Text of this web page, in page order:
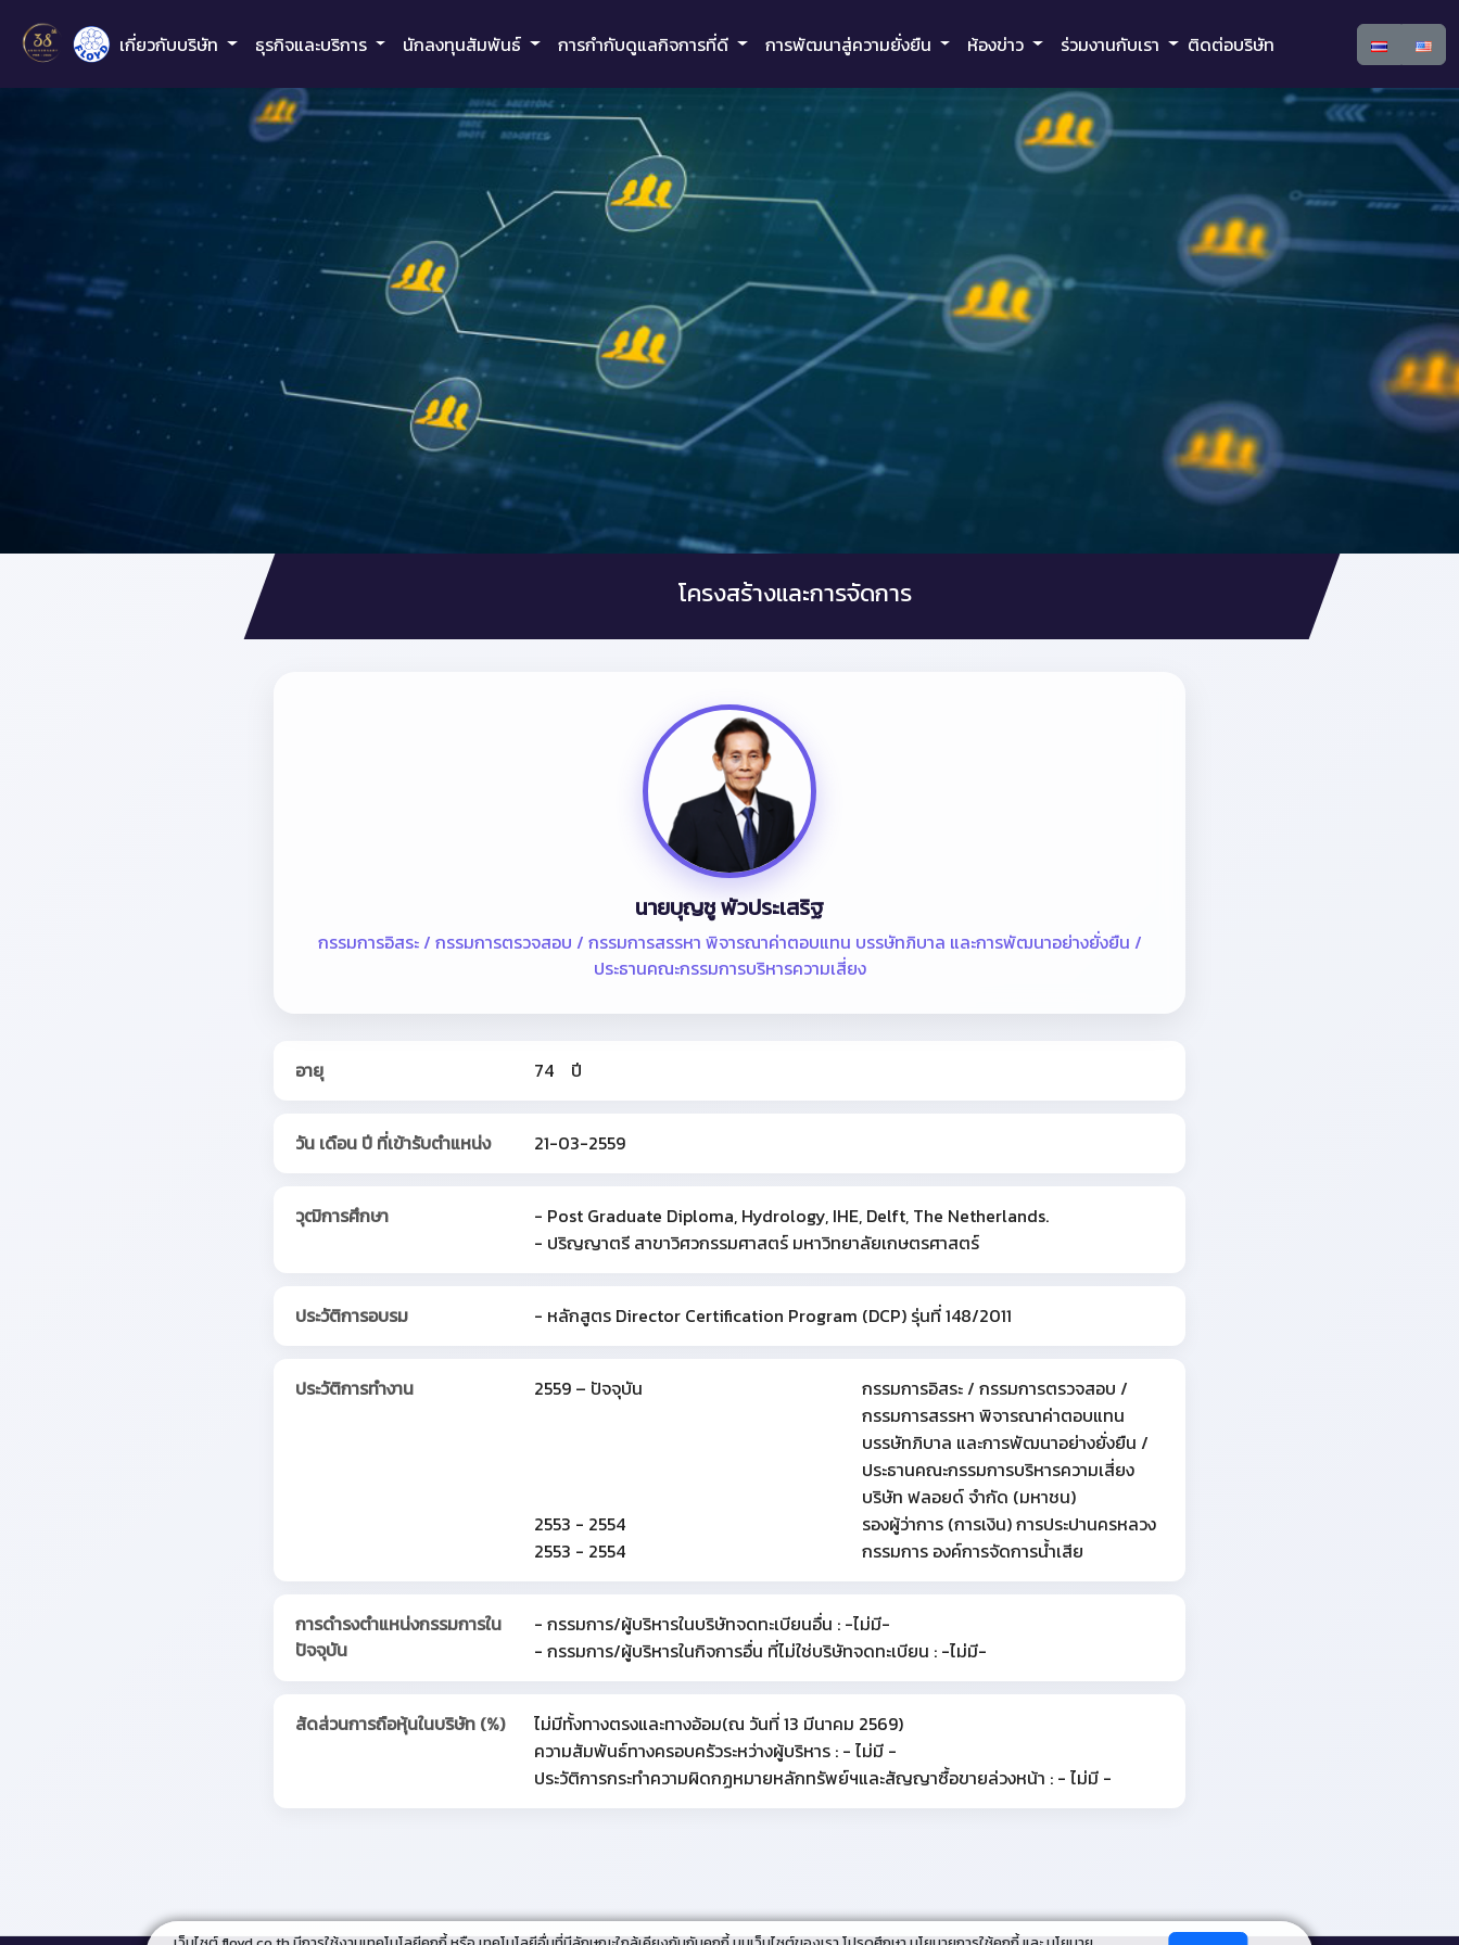
เกี่ยวกับบริษัท ธุรกิจและบริการ นักลงทุนสัมพันธ์ การกำกับดูแลกิจการที่ดี การพัฒนาสู่ความยั่งยืน ห้องข่าว ร่วมงานกับเรา ติดต่อบริษัท
โครงสร้างและการจัดการ
นายบุญชู พัวประเสริฐ
กรรมการอิสระ / กรรมการตรวจสอบ / กรรมการสรรหา พิจารณาค่าตอบแทน บรรษัทภิบาล และการพัฒนาอย่างยั่งยืน /
ประธานคณะกรรมการบริหารความเสี่ยง
อายุ 74 ปี
วัน เดือน ปี ที่เข้ารับตำแหน่ง 21-03-2559
วุฒิการศึกษา
- Post Graduate Diploma, Hydrology, IHE, Delft, The Netherlands.
- ปริญญาตรี สาขาวิศวกรรมศาสตร์ มหาวิทยาลัยเกษตรศาสตร์
ประวัติการอบรม - หลักสูตร Director Certification Program (DCP) รุ่นที่ 148/2011
ประวัติการทำงาน 2559 – ปัจจุบัน
กรรมการอิสระ / กรรมการตรวจสอบ /
กรรมการสรรหา พิจารณาค่าตอบแทน
บรรษัทภิบาล และการพัฒนาอย่างยั่งยืน /
ประธานคณะกรรมการบริหารความเสี่ยง
บริษัท ฟลอยด์ จำกัด (มหาชน)
2553 - 2554
รองผู้ว่าการ (การเงิน) การประปานครหลวง
2553 - 2554
กรรมการ องค์การจัดการน้ำเสีย
การดำรงตำแหน่งกรรมการใน
ปัจจุบัน
- กรรมการ/ผู้บริหารในบริษัทจดทะเบียนอื่น : -ไม่มี-
- กรรมการ/ผู้บริหารในกิจการอื่น ที่ไม่ใช่บริษัทจดทะเบียน : -ไม่มี-
สัดส่วนการถือหุ้นในบริษัท (%)
ไม่มีทั้งทางตรงและทางอ้อม(ณ วันที่ 13 มีนาคม 2569)
ความสัมพันธ์ทางครอบครัวระหว่างผู้บริหาร : - ไม่มี -
ประวัติการกระทำความผิดกฏหมายหลักทรัพย์ฯและสัญญาซื้อขายล่วงหน้า : - ไม่มี -